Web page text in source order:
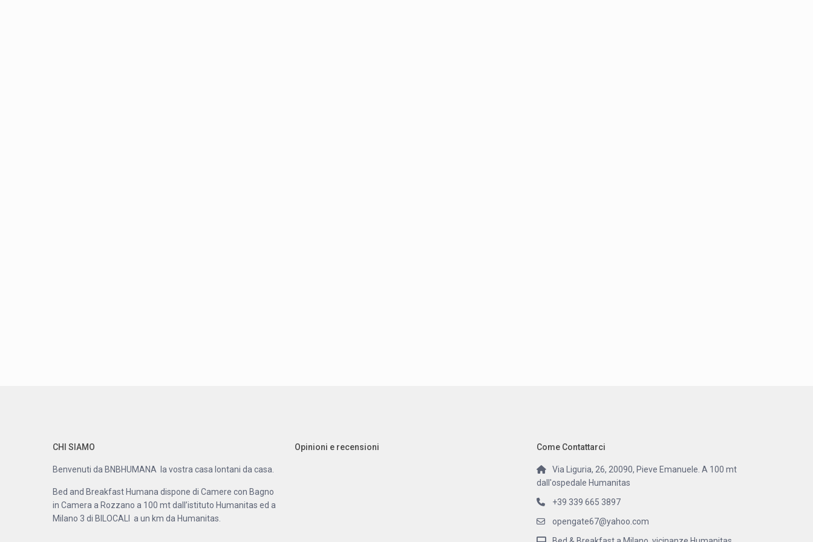
CHI SIAMO
Benvenuti da BNBHUMANA la vostra casa lontani da casa.
Bed and Breakfast Humana dispone di Camere con Bagno
in Camera a Rozzano a 100 mt dall’istituto Humanitas ed a
Milano 3 di BILOCALI a un km da Humanitas.
Opinioni e recensioni Come Contattarci
Via Liguria, 26, 20090, Pieve Emanuele. A 100 mt
dall'ospedale Humanitas
+39 339 665 3897
opengate67@yahoo.com